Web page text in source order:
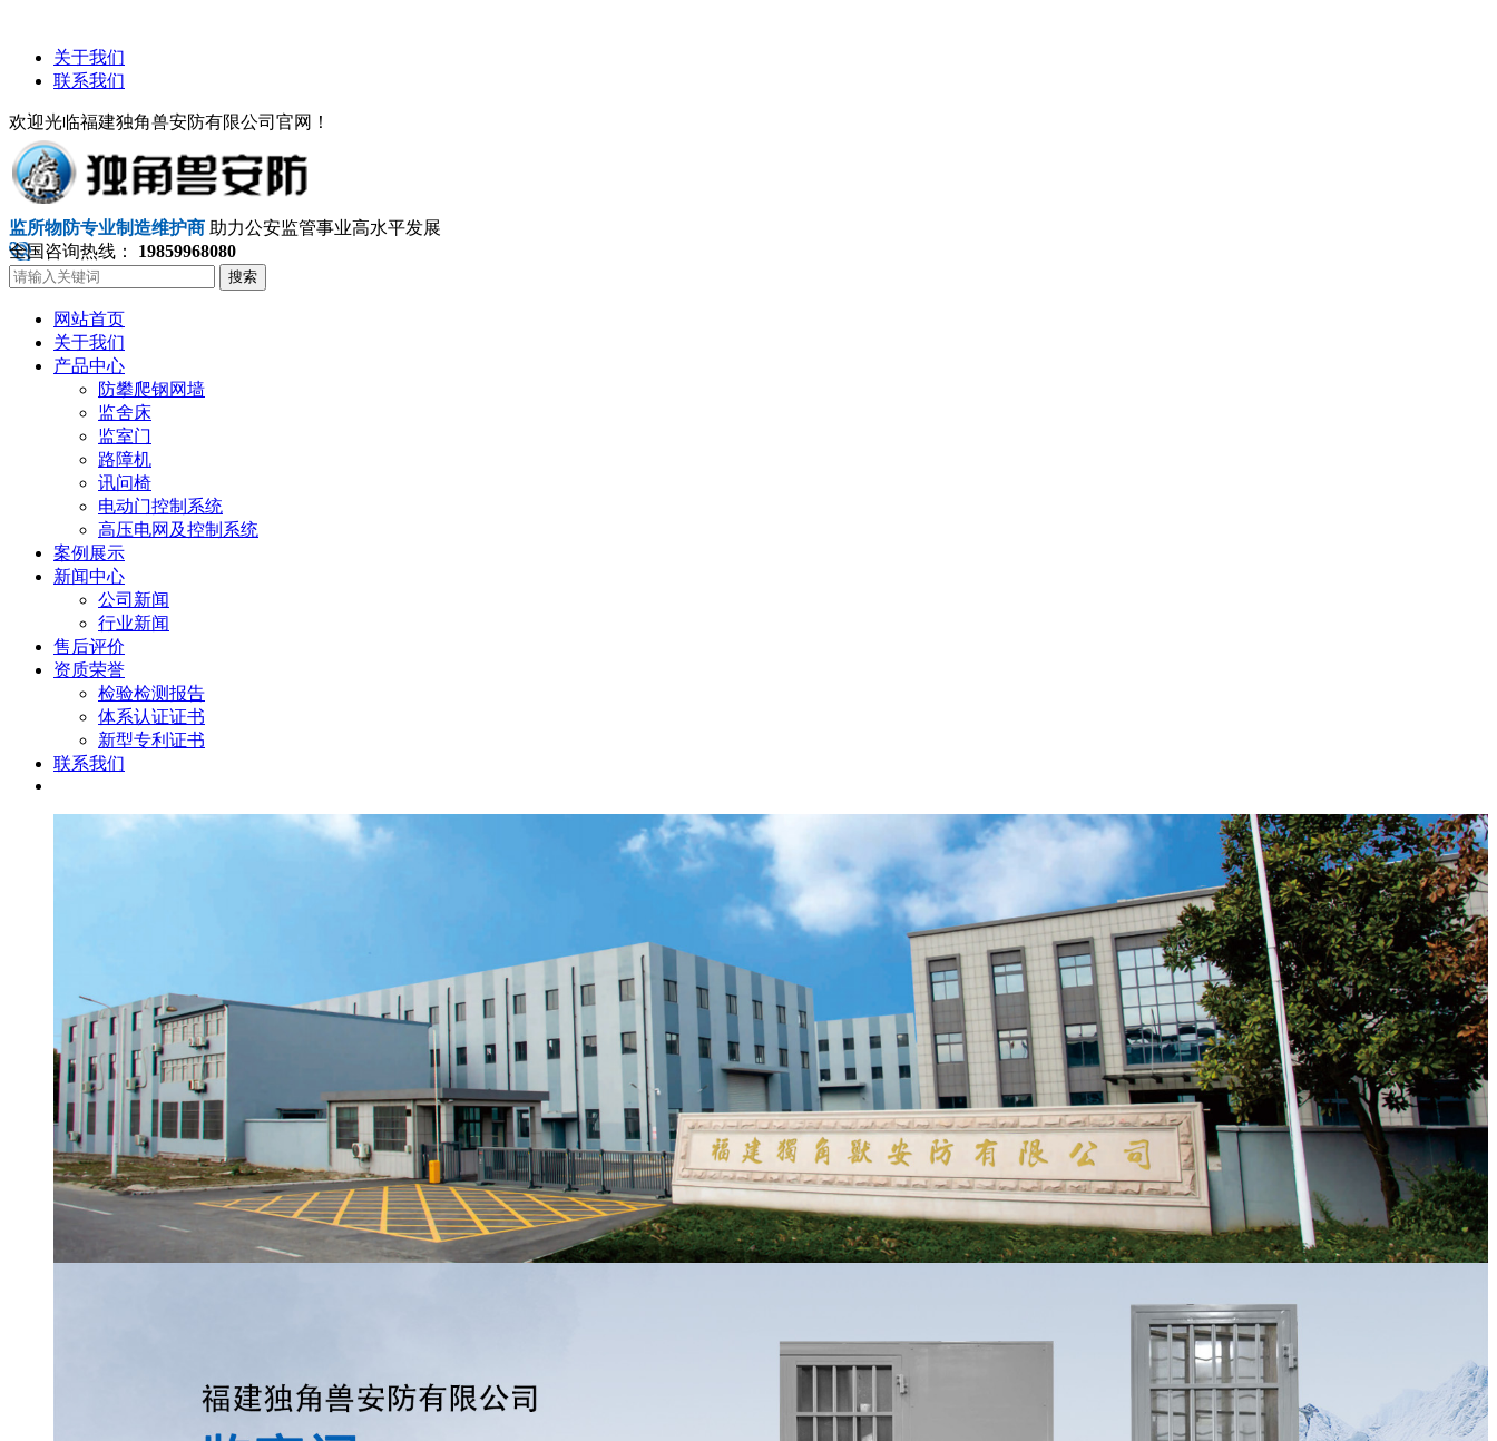
关于我们
联系我们
欢迎光临福建独角兽安防有限公司官网！
监所物防专业制造维护商 助力公安监管事业高水平发展
全国咨询热线：
19859968080
搜索
网站首页
关于我们
产品中心
防攀爬钢网墙
监舍床
监室门
路障机
讯问椅
电动门控制系统
高压电网及控制系统
案例展示
新闻中心
公司新闻
行业新闻
售后评价
资质荣誉
检验检测报告
体系认证证书
新型专利证书
联系我们